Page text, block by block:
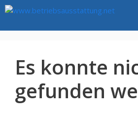
Zum
springen
Es konnte
gefunden